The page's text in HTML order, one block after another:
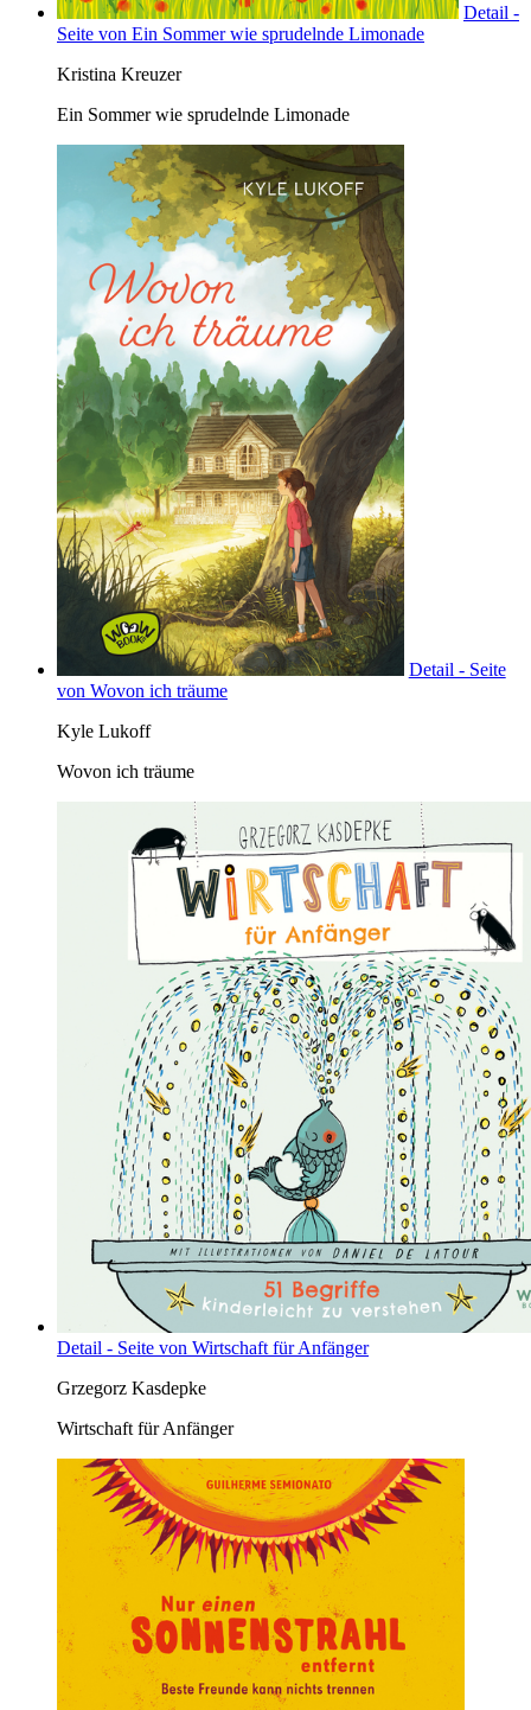
Detail -
Seite von Ein Sommer wie sprudelnde Limonade
Kristina Kreuzer
Ein Sommer wie sprudelnde Limonade
Detail - Seite
von Wovon ich träume
Kyle Lukoff
Wovon ich träume
Detail - Seite von Wirtschaft für Anfänger
Grzegorz Kasdepke
Wirtschaft für Anfänger